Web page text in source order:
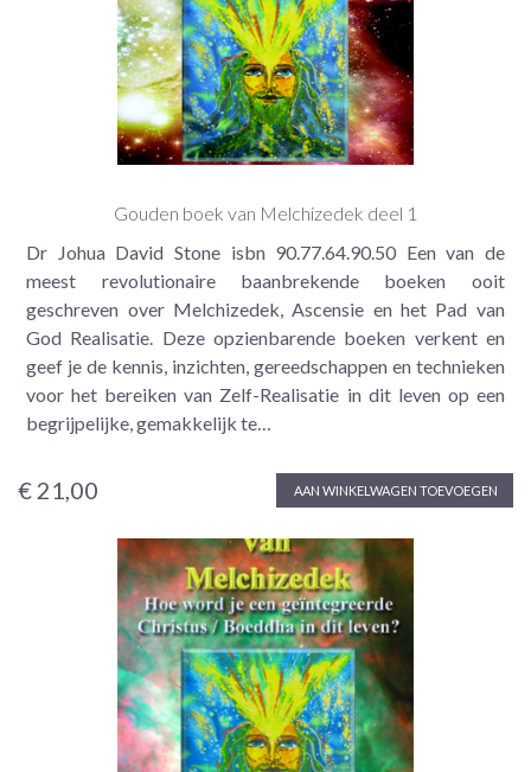
Gouden boek van Melchizedek deel 1
Dr Johua David Stone isbn 90.77.64.90.50 Een van de
meest revolutionaire baanbrekende boeken ooit
geschreven over Melchizedek, Ascensie en het Pad van
God Realisatie. Deze opzienbarende boeken verkent en
geef je de kennis, inzichten, gereedschappen en technieken
voor het bereiken van Zelf-Realisatie in dit leven op een
begrijpelijke, gemakkelijk te…
€ 21,00 AAN WINKELWAGEN TOEVOEGEN